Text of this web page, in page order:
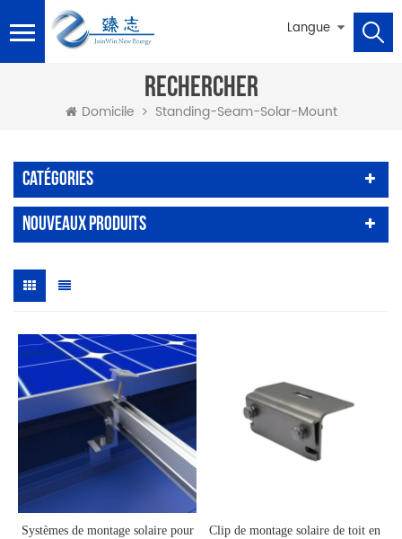
Langue
RECHERCHER
Domicile Standing-Seam-Solar-Mount
Catégories
Nouveaux Produits
Systèmes de montage solaire pour
Clip de montage solaire de toit en